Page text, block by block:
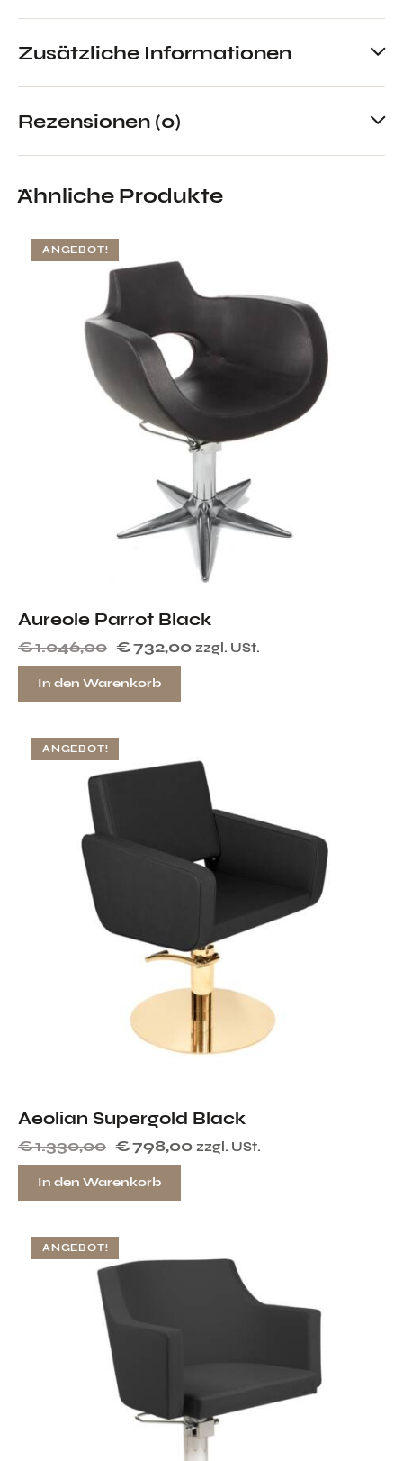
Zusätzliche Informationen
Rezensionen (0)
Ähnliche Produkte
ANGEBOT!
Aureole Parrot Black
€1.046,00 €732,00 zzgl. USt.
In den Warenkorb
ANGEBOT!
Aeolian Supergold Black
€1.330,00 €798,00 zzgl. USt.
In den Warenkorb
ANGEBOT!